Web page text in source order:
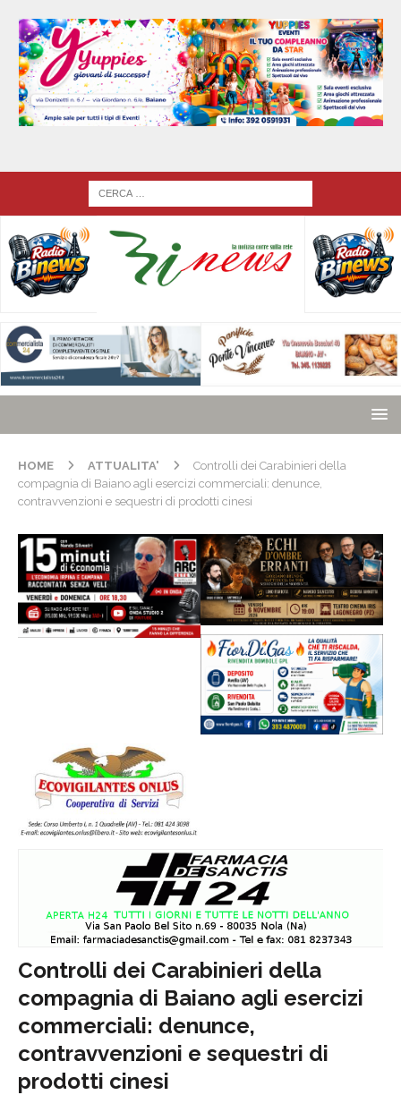
HOME ATTUALITA'
Controlli dei Carabinieri della
compagnia di Baiano agli esercizi commerciali: denunce,
contravvenzioni e sequestri di prodotti cinesi
Controlli dei Carabinieri della
compagnia di Baiano agli esercizi
commerciali: denunce,
contravvenzioni e sequestri di
prodotti cinesi